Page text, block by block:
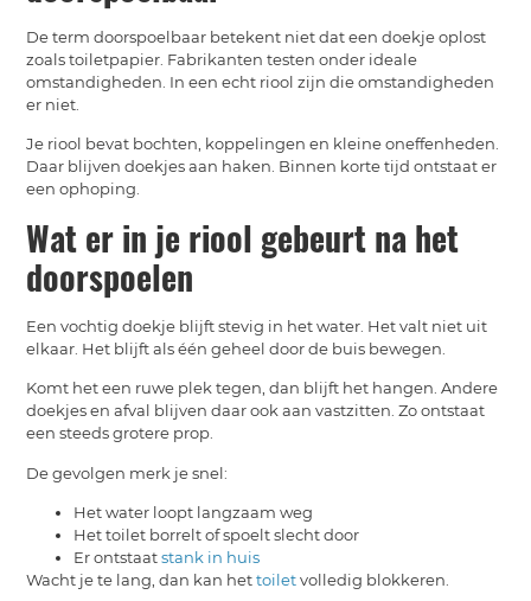
De term doorspoelbaar betekent niet dat een doekje oplost
zoals toiletpapier. Fabrikanten testen onder ideale
omstandigheden. In een echt riool zijn die omstandigheden
er niet.
Je riool bevat bochten, koppelingen en kleine oneffenheden.
Daar blijven doekjes aan haken. Binnen korte tijd ontstaat er
een ophoping.
Wat er in je riool gebeurt na het
doorspoelen
Een vochtig doekje blijft stevig in het water. Het valt niet uit
elkaar. Het blijft als één geheel door de buis bewegen.
Komt het een ruwe plek tegen, dan blijft het hangen. Andere
doekjes en afval blijven daar ook aan vastzitten. Zo ontstaat
een steeds grotere prop.
De gevolgen merk je snel:
Het water loopt langzaam weg
Het toilet borrelt of spoelt slecht door
Er ontstaatstank in huis
Wacht je te lang, dan kan hettoiletvolledig blokkeren.